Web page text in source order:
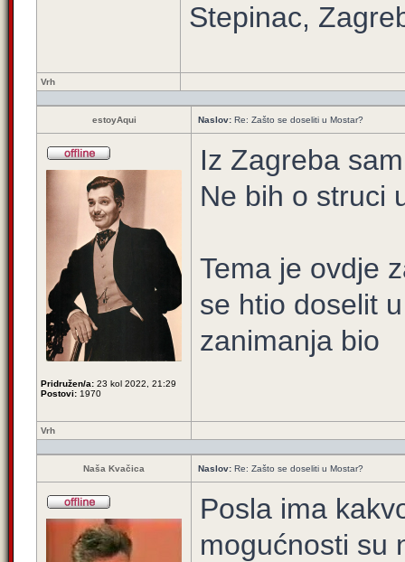
Stepinac,
Vrh
estoyAqui Naslov: Re: Zašto se doseliti u Mostar?
Pridružen/a: 23 kol 2022, 21:29
Postovi: 1970
Iz Zagreba sam
Ne bih o struci
Tema je ovdje
se htio doselit
zanimanja bio
Vrh
Naša Kvačica Naslov: Re: Zašto se doseliti u Mostar?
Posla ima
mogućnosti su